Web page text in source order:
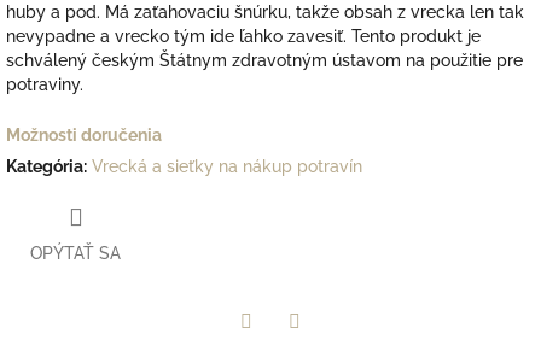
huby a pod. Má zaťahovaciu šnúrku, takže obsah z vrecka len tak
nevypadne a vrecko tým ide ľahko zavesiť. Tento produkt je
schválený českým Štátnym zdravotným ústavom na použitie pre
potraviny.
Možnosti doručenia
Kategória: Vrecká a sieťky na nákup potravín
OPÝTAŤ SA